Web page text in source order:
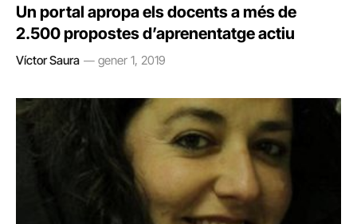
Un portal apropa els docents a més de
2.500 propostes d’aprenentatge actiu
Víctor Saura gener 1, 2019